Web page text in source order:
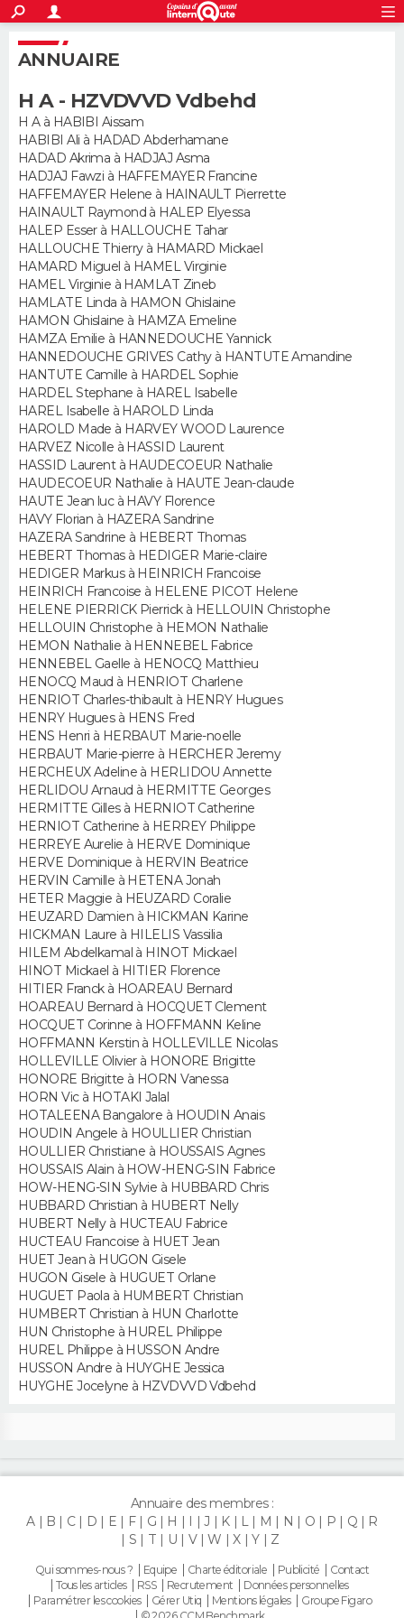
ACTUALITÉS
Politique
Société
Faits Divers
Education
Monde
Villes
+
SPORT
Coupe du monde 2026
Football
Tennis
Cyclisme
Rugby
Forum
CULTURE
Programme TV
TNTStreaming
Cinéma
Sorties cinéma
Musique
+
FINANCE
Retraite
Impôts
Epargne
Immobilier
Risques naturels par ville
Banque
Assurance
Crédit
AUTO
Essais
Réserver un essai
Citadines
Berlines
SUV
Forum auto
+
HIGH-TECH
Mobiles
Meilleur smartphone
Internet
Ordinateurs
Jeux vidéo
Guide high-tech
+
BRICOLAGE
Forum
Aménagement intérieur
Extérieur
Cuisine
Salle de bains
Jardinage
Rangement
WEEK-END
Guides de France
Escapades
Patrimoine
Expositions
Musées
Week-end nature
+
LIFESTYLE
Art de vivre
Bien-être
Loisirs
Mode
Modes de vie
SANTE
Alimentation
Guide de la santé
Maladies
Médicaments
Sommeil
VOYAGE
Destinations
City break
Voyage nature
Voyage de noces
Forum
Climat
+
PHOTO
GUIDES D'ACHAT
BONS PLANS
CARTE DE VOEUX
Carte de Noël
Carte Bonne année
Carte Saint-Valentin
Carte Pâques
Carte d'anniversaire
DICTIONNAIRE
Dictionnaire
Biographies
Citations
Expressions
Proverbes
PROGRAMME TV
COPAINS D'AVANT
S'inscrire
Se connecter
Lycées
Collèges
Primaires
Universités
Entreprises
Service militaire
Avis de recherche
AVIS DE DÉCÈS
FORUM
Bricolage
Lifestyle
Culture
Sport
Auto
Television
Voyage
Cinema
S'inscrire
Connexion
ANNUAIRE
H A - HZVDVVD Vdbehd
H A à HABIBI Aissam
HABIBI Ali à HADAD Abderhamane
HADAD Akrima à HADJAJ Asma
HADJAJ Fawzi à HAFFEMAYER Francine
HAFFEMAYER Helene à HAINAULT Pierrette
HAINAULT Raymond à HALEP Elyessa
HALEP Esser à HALLOUCHE Tahar
HALLOUCHE Thierry à HAMARD Mickael
HAMARD Miguel à HAMEL Virginie
HAMEL Virginie à HAMLAT Zineb
HAMLATE Linda à HAMON Ghislaine
HAMON Ghislaine à HAMZA Emeline
HAMZA Emilie à HANNEDOUCHE Yannick
HANNEDOUCHE GRIVES Cathy à HANTUTE Amandine
HANTUTE Camille à HARDEL Sophie
HARDEL Stephane à HAREL Isabelle
HAREL Isabelle à HAROLD Linda
HAROLD Made à HARVEY WOOD Laurence
HARVEZ Nicolle à HASSID Laurent
HASSID Laurent à HAUDECOEUR Nathalie
HAUDECOEUR Nathalie à HAUTE Jean-claude
HAUTE Jean luc à HAVY Florence
HAVY Florian à HAZERA Sandrine
HAZERA Sandrine à HEBERT Thomas
HEBERT Thomas à HEDIGER Marie-claire
HEDIGER Markus à HEINRICH Francoise
HEINRICH Francoise à HELENE PICOT Helene
HELENE PIERRICK Pierrick à HELLOUIN Christophe
HELLOUIN Christophe à HEMON Nathalie
HEMON Nathalie à HENNEBEL Fabrice
HENNEBEL Gaelle à HENOCQ Matthieu
HENOCQ Maud à HENRIOT Charlene
HENRIOT Charles-thibault à HENRY Hugues
HENRY Hugues à HENS Fred
HENS Henri à HERBAUT Marie-noelle
HERBAUT Marie-pierre à HERCHER Jeremy
HERCHEUX Adeline à HERLIDOU Annette
HERLIDOU Arnaud à HERMITTE Georges
HERMITTE Gilles à HERNIOT Catherine
HERNIOT Catherine à HERREY Philippe
HERREYE Aurelie à HERVE Dominique
HERVE Dominique à HERVIN Beatrice
HERVIN Camille à HETENA Jonah
HETER Maggie à HEUZARD Coralie
HEUZARD Damien à HICKMAN Karine
HICKMAN Laure à HILELIS Vassilia
HILEM Abdelkamal à HINOT Mickael
HINOT Mickael à HITIER Florence
HITIER Franck à HOAREAU Bernard
HOAREAU Bernard à HOCQUET Clement
HOCQUET Corinne à HOFFMANN Keline
HOFFMANN Kerstin à HOLLEVILLE Nicolas
HOLLEVILLE Olivier à HONORE Brigitte
HONORE Brigitte à HORN Vanessa
HORN Vic à HOTAKI Jalal
HOTALEENA Bangalore à HOUDIN Anais
HOUDIN Angele à HOULLIER Christian
HOULLIER Christiane à HOUSSAIS Agnes
HOUSSAIS Alain à HOW-HENG-SIN Fabrice
HOW-HENG-SIN Sylvie à HUBBARD Chris
HUBBARD Christian à HUBERT Nelly
HUBERT Nelly à HUCTEAU Fabrice
HUCTEAU Francoise à HUET Jean
HUET Jean à HUGON Gisele
HUGON Gisele à HUGUET Orlane
HUGUET Paola à HUMBERT Christian
HUMBERT Christian à HUN Charlotte
HUN Christophe à HUREL Philippe
HUREL Philippe à HUSSON Andre
HUSSON Andre à HUYGHE Jessica
HUYGHE Jocelyne à HZVDVVD Vdbehd
Annuaire des membres :
A
B C D E F G H I J K L M N O P Q
R
S
T U V W X Y Z
Qui sommes-nous ? Equipe Charte éditoriale Publicité
Contact
Tous les articles
RSS Recrutement
Données personnelles
Paramétrer les cookies
Gérer Utiq Mentions légales
Groupe Figaro